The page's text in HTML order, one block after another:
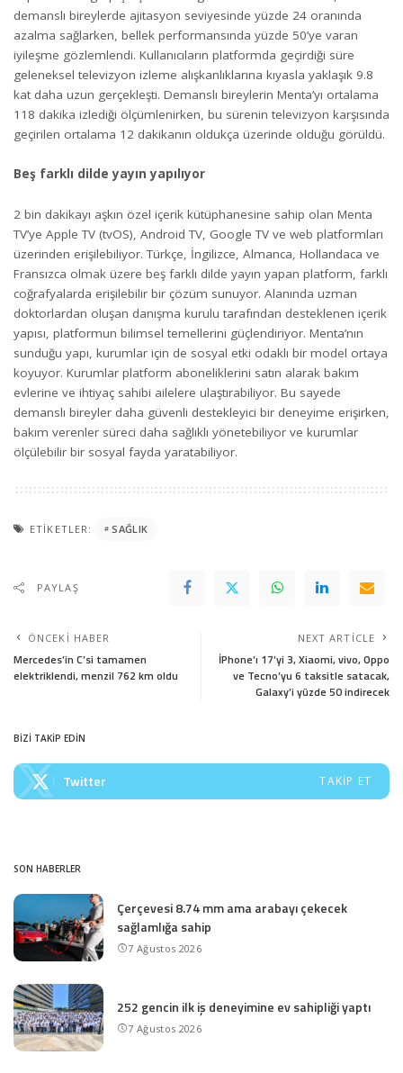
demanslı bireylerde ajitasyon seviyesinde yüzde 24 oranında
azalma sağlarken, bellek performansında yüzde 50’ye varan
iyileşme gözlemlendi. Kullanıcıların platformda geçirdiği süre
geleneksel televizyon izleme alışkanlıklarına kıyasla yaklaşık 9.8
kat daha uzun gerçekleşti. Demanslı bireylerin Menta’yı ortalama
118 dakika izlediği ölçümlenirken, bu sürenin televizyon karşısında
geçirilen ortalama 12 dakikanın oldukça üzerinde olduğu görüldü.
Beş farklı dilde yayın yapılıyor
2 bin dakikayı aşkın özel içerik kütüphanesine sahip olan Menta
TV’ye Apple TV (tvOS), Android TV, Google TV ve web platformları
üzerinden erişilebiliyor. Türkçe, İngilizce, Almanca, Hollandaca ve
Fransızca olmak üzere beş farklı dilde yayın yapan platform, farklı
coğrafyalarda erişilebilir bir çözüm sunuyor. Alanında uzman
doktorlardan oluşan danışma kurulu tarafından desteklenen içerik
yapısı, platformun bilimsel temellerini güçlendiriyor. Menta’nın
sunduğu yapı, kurumlar için de sosyal etki odaklı bir model ortaya
koyuyor. Kurumlar platform aboneliklerini satın alarak bakım
evlerine ve ihtiyaç sahibi ailelere ulaştırabiliyor. Bu sayede
demanslı bireyler daha güvenli destekleyici bir deneyime erişirken,
bakım verenler süreci daha sağlıklı yönetebiliyor ve kurumlar
ölçülebilir bir sosyal fayda yaratabiliyor.
ETIKETLER: SAĞLIK
PAYLAŞ
ÖNCEKI HABER
Mercedes’in C’si tamamen
elektriklendi, menzil 762 km oldu
NEXT ARTICLE
İPhone’ı 17’yi 3, Xiaomi, vivo, Oppo
ve Tecno’yu 6 taksitle satacak,
Galaxy’i yüzde 50 indirecek
BİZİ TAKİP EDİN
Twitter TAKIP ET
SON HABERLER
Çerçevesi 8.74 mm ama arabayı çekecek
sağlamlığa sahip
7 Ağustos 2026
252 gencin ilk iş deneyimine ev sahipliği yaptı
7 Ağustos 2026